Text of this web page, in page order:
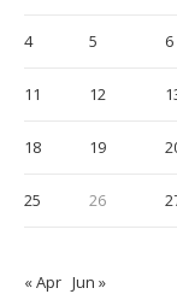
4 5 6
11 12
18 19
25 26
« Apr Jun »